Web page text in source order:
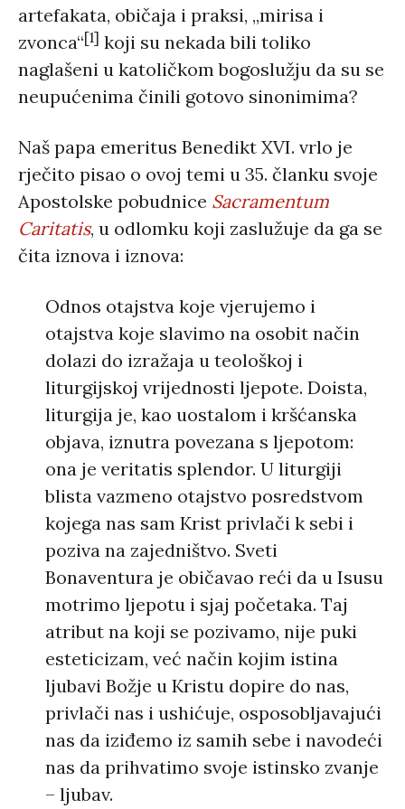
artefakata, običaja i praksi, „mirisa i
zvonca“[1] koji su nekada bili toliko
naglašeni u katoličkom bogoslužju da su se
neupućenima činili gotovo sinonimima?
Naš papa emeritus Benedikt XVI. vrlo je
rječito pisao o ovoj temi u 35. članku svoje
Apostolske pobudnice Sacramentum
Caritatis, u odlomku koji zaslužuje da ga se
čita iznova i iznova:
Odnos otajstva koje vjerujemo i
otajstva koje slavimo na osobit način
dolazi do izražaja u teološkoj i
liturgijskoj vrijednosti ljepote. Doista,
liturgija je, kao uostalom i kršćanska
objava, iznutra povezana s ljepotom:
ona je veritatis splendor. U liturgiji
blista vazmeno otajstvo posredstvom
kojega nas sam Krist privlači k sebi i
poziva na zajedništvo. Sveti
Bonaventura je običavao reći da u Isusu
motrimo ljepotu i sjaj početaka. Taj
atribut na koji se pozivamo, nije puki
esteticizam, već način kojim istina
ljubavi Božje u Kristu dopire do nas,
privlači nas i ushićuje, osposobljavajući
nas da iziđemo iz samih sebe i navodeći
nas da prihvatimo svoje istinsko zvanje
– ljubav.